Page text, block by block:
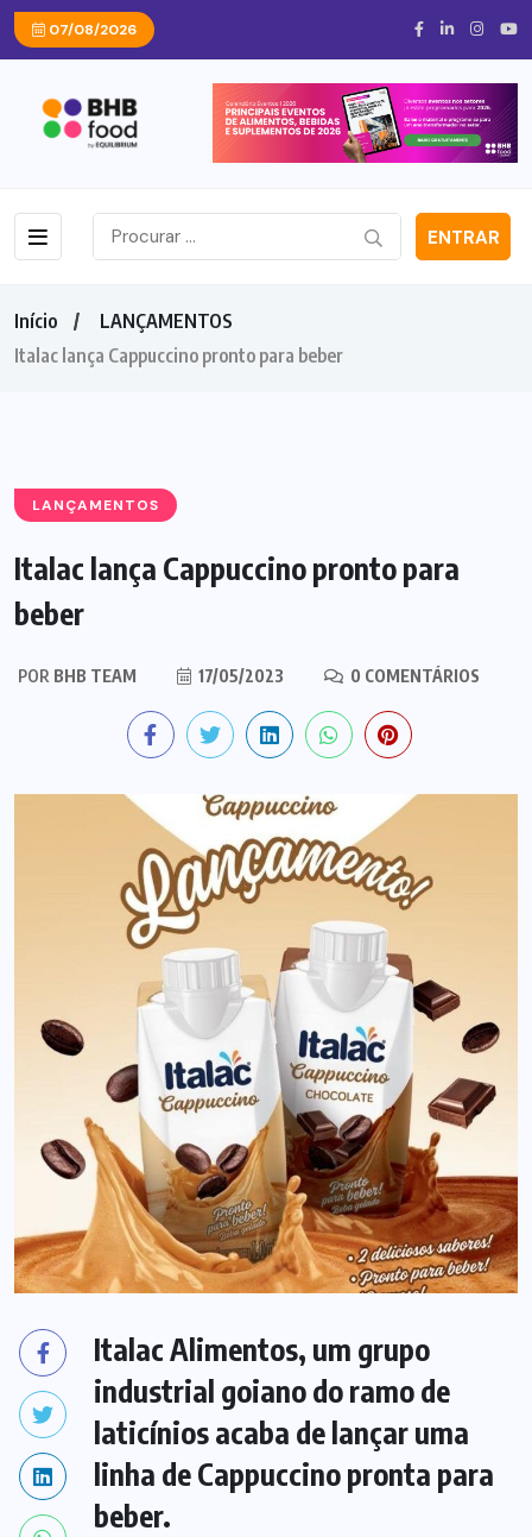
07/08/2026
ENTRAR
Início
LANÇAMENTOS
Italac lança Cappuccino pronto para beber
LANÇAMENTOS
Italac lança Cappuccino pronto para
beber
POR BHB TEAM 17/05/2023 0 COMENTÁRIOS
Italac Alimentos, um grupo
industrial goiano do ramo de
laticínios acaba de lançar uma
linha de Cappuccino pronta para
beber.